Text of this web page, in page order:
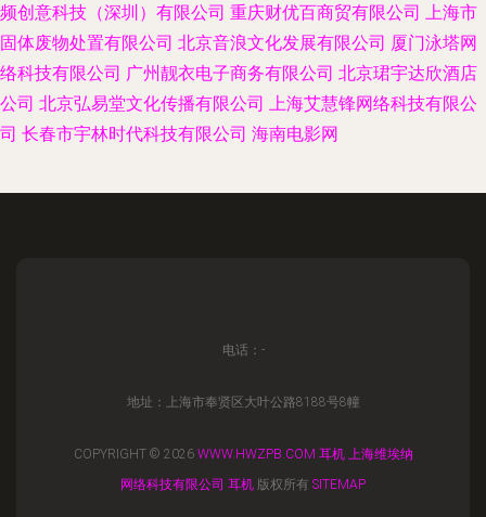
频创意科技（深圳）有限公司 重庆财优百商贸有限公司
上海市
固体废物处置有限公司 北京音浪文化发展有限公司 厦门泳塔网
络科技有限公司 广州靓衣电子商务有限公司 北京珺宇达欣酒店
公司 北京弘易堂文化传播有限公司
上海艾慧锋网络科技有限公
司 长春市宇林时代科技有限公司 海南电影网
电话：-
地址：上海市奉贤区大叶公路8188号8幢
COPYRIGHT © 2026 WWW.HWZPB.COM 耳机
上海维埃纳
网络科技有限公司 耳机 版权所有 SITEMAP